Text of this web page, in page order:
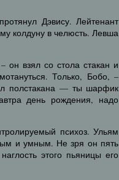
Дэвису. Лейтенант
колдуну в челюсть. Левша
взял со стола стакан и
Только, Бобо, –
полстакана — ты шарфик
день рождения, надо
психоз. Ульям
и умным. Не зря он пять
этого пьяницы его